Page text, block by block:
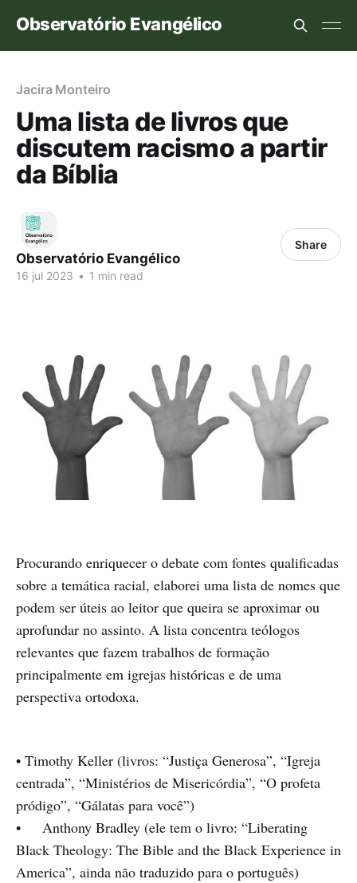
Observatório Evangélico
Jacira Monteiro
Uma lista de livros que
discutem racismo a partir
da Bíblia
Observatório Evangélico
16 jul 2023 • 1 min read
Share
Procurando enriquecer o debate com fontes qualificadas
sobre a temática racial, elaborei uma lista de nomes que
podem ser úteis ao leitor que queira se aproximar ou
aprofundar no assinto. A lista concentra teólogos
relevantes que fazem trabalhos de formação
principalmente em igrejas históricas e de uma
perspectiva ortodoxa.
• Timothy Keller (livros: “Justiça Generosa”, “Igreja
centrada”, “Ministérios de Misericórdia”, “O profeta
pródigo”, “Gálatas para você”)
• Anthony Bradley (ele tem o livro: “Liberating
Black Theology: The Bible and the Black Experience in
America”, ainda não traduzido para o português)